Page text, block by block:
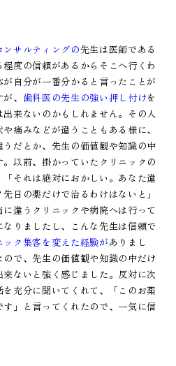
ンサルティングの先生は医師である
度の信頼があるからそこへ行くわ
自分が一番分かると言ったことが
、 歯科医の先生の強い押し付けを
来ないのかもしれません。その人
痛みなどが違うこともある様に、
だとか、先生の価値観や知識の中
以前、掛かっていたクリニックの
それは絶対におかしい。あなた違
日の薬だけで治るわけはないと」
違うクリニックや病院へは行って
りましたし、こんな先生は信頼で
ック集客を変えた経験がありまし
で、先生の価値観や知識の中だけ
ないと強く感じました。反対に次
充分に聞いてくれて、「このお薬
」と言ってくれたので、一気に信